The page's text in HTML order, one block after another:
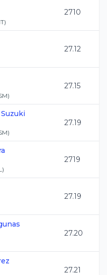
)
2710
27.12
)
27.15
)
27.19
)
2719
27.19
27.20
27.21